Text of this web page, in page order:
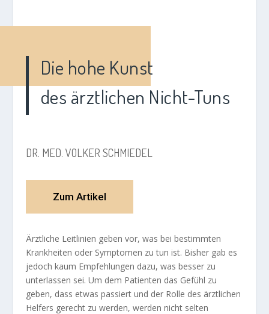
Die hohe Kunst
des ärztlichen Nicht-Tuns
DR. MED. VOLKER SCHMIEDEL
Zum Artikel
Ärztliche Leitlinien geben vor, was bei bestimmten
Krankheiten oder Symptomen zu tun ist. Bisher gab es
jedoch kaum Empfehlungen dazu, was besser zu
unterlassen sei. Um dem Patienten das Gefühl zu
geben, dass etwas passiert und der Rolle des ärztlichen
Helfers gerecht zu werden, werden nicht selten